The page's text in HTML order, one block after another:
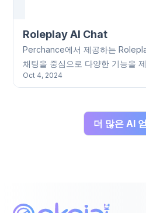
Roleplay AI Chat
Perchance에서 제공하는
채팅을 중심으로 다양한 기능을
다. AI 캐릭터와의 롤플레잉, 글쓰기 및 코딩 지원 등을 위한
가능하다는 장점이 있으며, 서버 오류 발생 시에는 커뮤니티
포럼을 통해 해결책을 찾을 수 있습니다. 데이
Oct 4, 2024
더 많은 AI